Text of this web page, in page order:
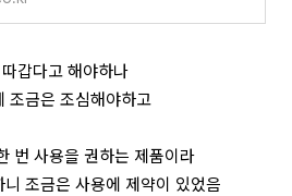
갑다고 해야하나
조금은 조심해야하고
번 사용을 권하는 제품이라
조금은 사용에 제약이 있었음